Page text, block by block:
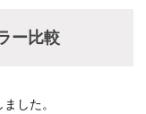
ー比較
した。